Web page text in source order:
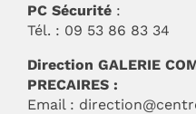
PC Sécurité :
Tél. : 09 53 86 83 34
Direction GALERIE
PRECAIRES :
Email :